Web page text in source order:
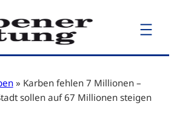
» Karben fehlen 7 Millionen –
sollen auf 67 Millionen steigen